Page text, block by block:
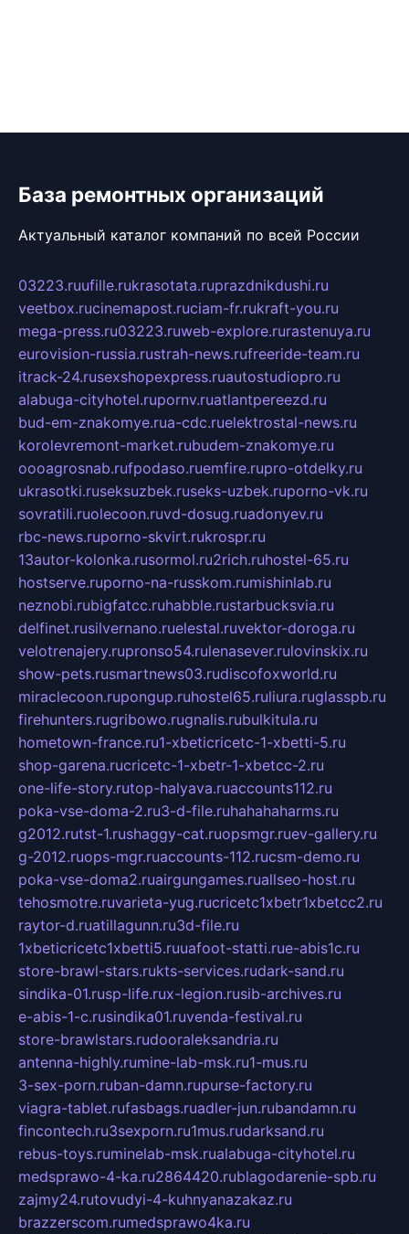
База ремонтных организаций
Актуальный каталог компаний по всей России
03223.ruufille.rukrasotata.ruprazdnikdushi.ru
veetbox.rucinemapost.ruciam-fr.rukraft-you.ru
mega-press.ru03223.ruweb-explore.rurastenuya.ru
eurovision-russia.rustrah-news.rufreeride-team.ru
itrack-24.rusexshopexpress.ruautostudiopro.ru
alabuga-cityhotel.rupornv.ruatlantpereezd.ru
bud-em-znakomye.rua-cdc.ruelektrostal-news.ru
korolevremont-market.rubudem-znakomye.ru
oooagrosnab.rufpodaso.ruemfire.rupro-otdelky.ru
ukrasotki.ruseksuzbek.ruseks-uzbek.ruporno-vk.ru
sovratili.ruolecoon.ruvd-dosug.ruadonyev.ru
rbc-news.ruporno-skvirt.rukrospr.ru
13autor-kolonka.rusormol.ru2rich.ruhostel-65.ru
hostserve.ruporno-na-russkom.rumishinlab.ru
neznobi.rubigfatcc.ruhabble.rustarbucksvia.ru
delfinet.rusilvernano.ruelestal.ruvektor-doroga.ru
velotrenajery.rupronso54.rulenasever.rulovinskix.ru
show-pets.rusmartnews03.rudiscofoxworld.ru
miraclecoon.rupongup.ruhostel65.ruliura.ruglasspb.ru
firehunters.rugribowo.rugnalis.rubulkitula.ru
hometown-france.ru1-xbeticricetc-1-xbetti-5.ru
shop-garena.rucricetc-1-xbetr-1-xbetcc-2.ru
one-life-story.rutop-halyava.ruaccounts112.ru
poka-vse-doma-2.ru3-d-file.ruhahahaharms.ru
g2012.rutst-1.rushaggy-cat.ruopsmgr.ruev-gallery.ru
g-2012.ruops-mgr.ruaccounts-112.rucsm-demo.ru
poka-vse-doma2.ruairgungames.ruallseo-host.ru
tehosmotre.ruvarieta-yug.rucricetc1xbetr1xbetcc2.ru
raytor-d.ruatillagunn.ru3d-file.ru
1xbeticricetc1xbetti5.ruuafoot-statti.rue-abis1c.ru
store-brawl-stars.rukts-services.rudark-sand.ru
sindika-01.rusp-life.rux-legion.rusib-archives.ru
e-abis-1-c.rusindika01.ruvenda-festival.ru
store-brawlstars.rudooraleksandria.ru
antenna-highly.rumine-lab-msk.ru1-mus.ru
3-sex-porn.ruban-damn.rupurse-factory.ru
viagra-tablet.rufasbags.ruadler-jun.rubandamn.ru
fincontech.ru3sexporn.ru1mus.rudarksand.ru
rebus-toys.ruminelab-msk.rualabuga-cityhotel.ru
medsprawo-4-ka.ru2864420.rublagodarenie-spb.ru
zajmy24.rutovudyi-4-kuhnyanazakaz.ru
brazzerscom.rumedsprawo4ka.ru